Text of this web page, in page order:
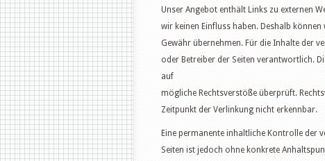
Unser Angebot enthält Links zu externen
wir keinen Einfluss haben. Deshalb
Gewähr übernehmen. Für die Inhalte der
oder Betreiber der Seiten verantwortlich.
auf
mögliche Rechtsverstöße überprüft.
Zeitpunkt der Verlinkung nicht erkennbar.
Eine permanente inhaltliche Kontrolle der
Seiten ist jedoch ohne konkrete